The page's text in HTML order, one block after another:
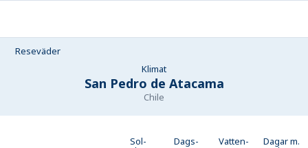
Reseväder
Klimat
San Pedro de Atacama
Chile
Sol- Dags- Vatten- Dagar m.